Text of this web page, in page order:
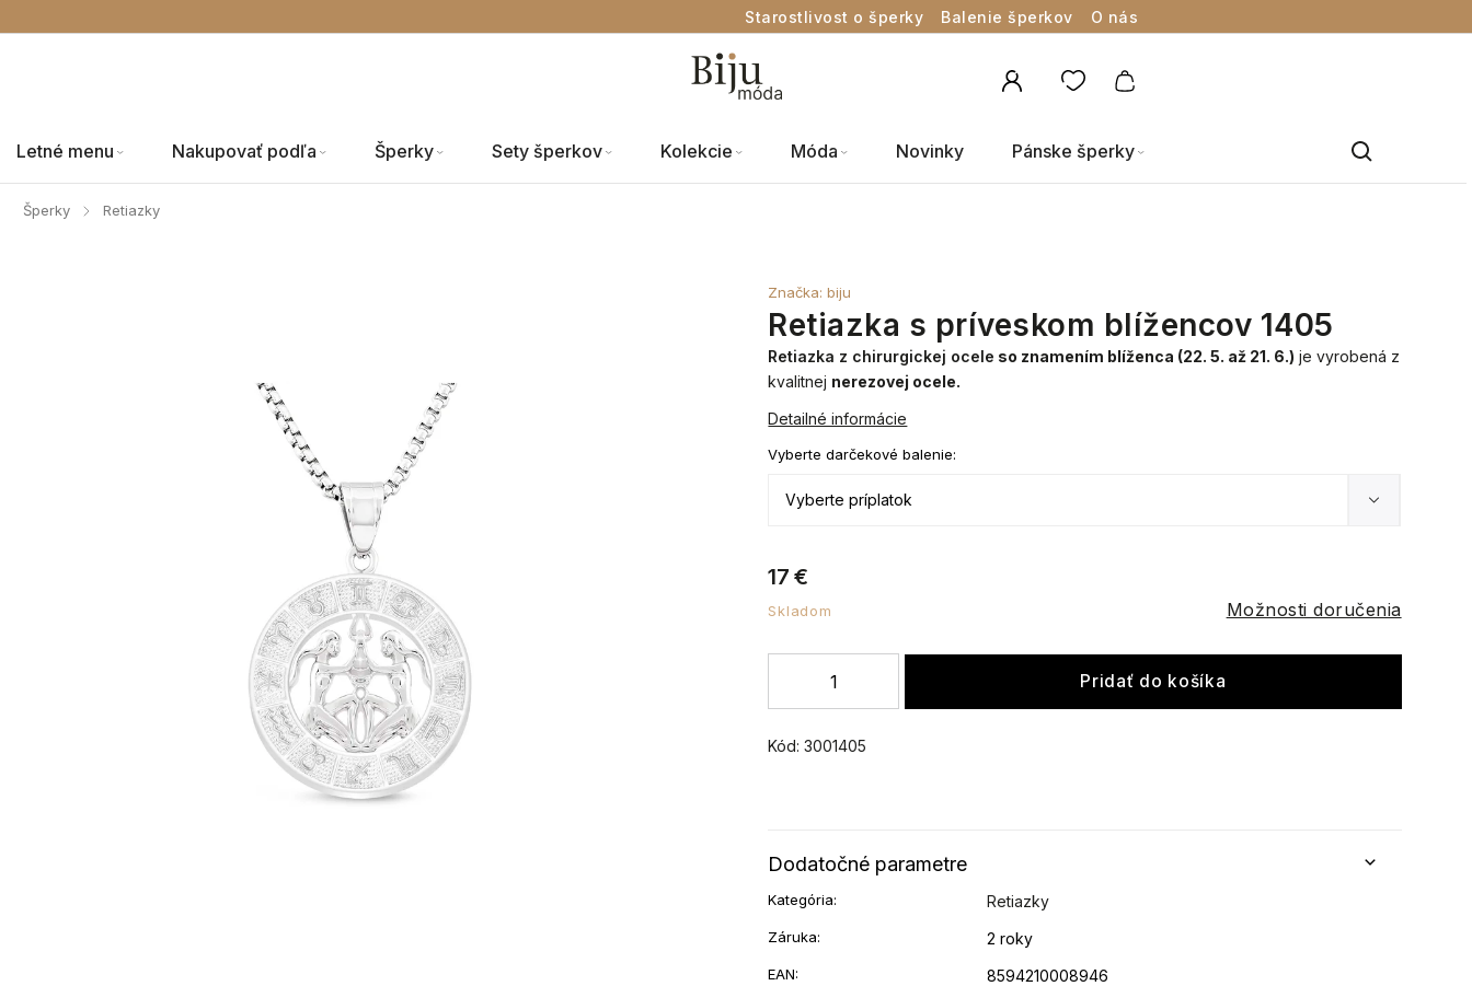
Starostlivost o šperky Balenie šperkov O nás
Letné menu Nakupovať podľa Šperky Sety šperkov Kolekcie Móda Novinky Pánske šperky
Šperky / Retiazky
Retiazka s príveskom blížencov 1405
Kód: 3001405
Značka:biju
17 €
Skladom Možnosti doručenia
Vyberte darčekové balenie:
Pridať do košíka
Retiazka z chirurgickej ocele so znamením blíženca (22. 5. až 21. 6.) je vyrobená z
kvalitnej nerezovej ocele.
Detailné informácie
Dodatočné parametre
Kategória: Retiazky
Záruka: 2 roky
EAN: 8594210008946